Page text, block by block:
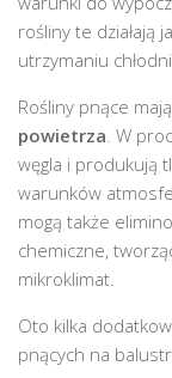
rośliny te działają
utrzymaniu
Rośliny pnące
powietrza . W
węgla i produkują
warunków
mogą także
chemiczne,
mikroklimat.
Oto kilka
pnących na